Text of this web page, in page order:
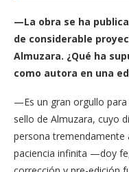
—La obra se ha
de considerable
Almuzara. ¿Qué ha
como autora en una
—Es un gran orgullo
sello de Almuzara, cuyo
persona tremendamente
paciencia infinita —doy